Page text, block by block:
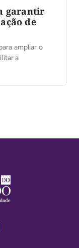
garantir
de
ampliar o
a